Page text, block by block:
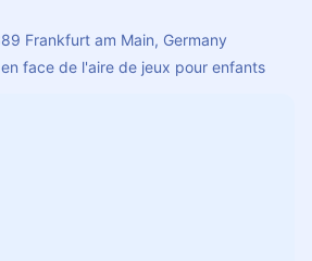
Frankfurt am Main, Germany
face de l'aire de jeux pour enfants